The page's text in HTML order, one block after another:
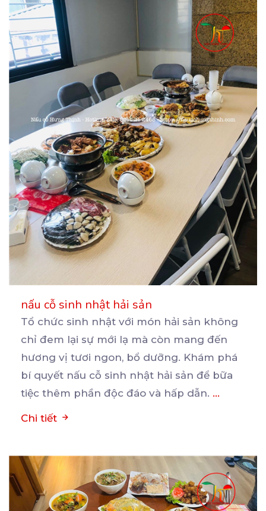
nấu cỗ sinh nhật hải sản
Tổ chức sinh nhật với món hải sản không
chỉ đem lại sự mới lạ mà còn mang đến
hương vị tươi ngon, bổ dưỡng. Khám phá
bí quyết nấu cỗ sinh nhật hải sản để bữa
tiệc thêm phần độc đáo và hấp dẫn. ...
Chi tiết